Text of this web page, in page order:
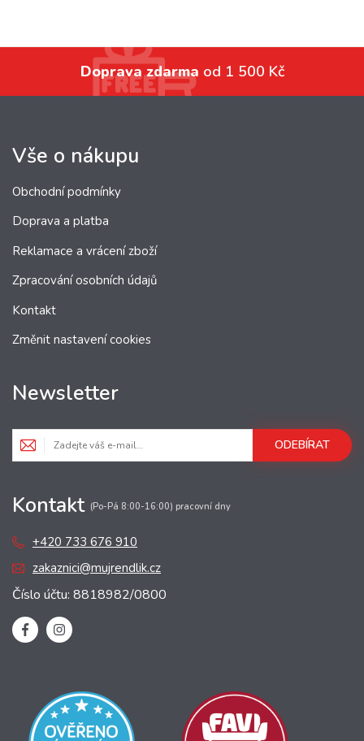
Doprava zdarma od 1 500 Kč
Vše o nákupu
Obchodní podmínky
Doprava a platba
Reklamace a vrácení zboží
Zpracování osobních údajů
Kontakt
Změnit nastavení cookies
Newsletter
ODEBÍRAT
Kontakt (Po-Pá 8:00-16:00) pracovní dny
+420 733 676 910
zakaznici@mujrendlik.cz
Číslo účtu: 8818982/0800